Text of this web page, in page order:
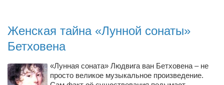
Женская тайна «Лунной сонаты»
Бетховена
«Лунная соната» Людвига ван Бетховена – не
просто великое музыкальное произведение.